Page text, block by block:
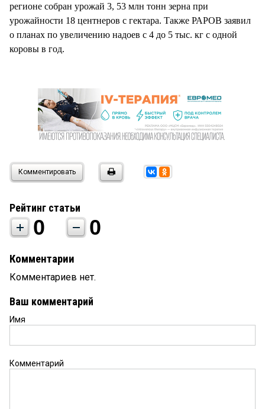
регионе собран урожай 3, 53 млн тонн зерна при
урожайности 18 центнеров с гектара. Также РАРОВ заявил
о планах по увеличению надоев с 4 до 5 тыс. кг с одной
коровы в год.
Комментировать
Рейтинг статьи
0 0
Комментарии
Комментариев нет.
Ваш комментарий
Имя
Комментарий